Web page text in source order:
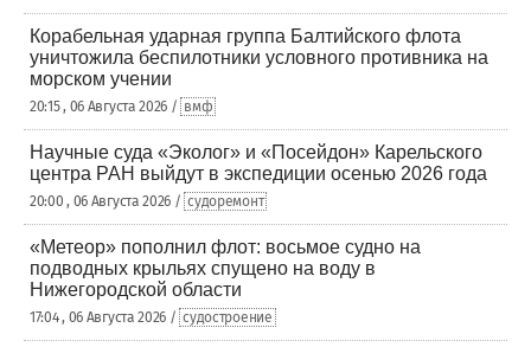
Корабельная ударная группа Балтийского флота
уничтожила беспилотники условного противника на
морском учении
20:15 , 06 Августа 2026 / вмф
Научные суда «Эколог» и «Посейдон» Карельского
центра РАН выйдут в экспедиции осенью 2026 года
20:00 , 06 Августа 2026 / судоремонт
«Метеор» пополнил флот: восьмое судно на
подводных крыльях спущено на воду в
Нижегородской области
17:04 , 06 Августа 2026 / судостроение